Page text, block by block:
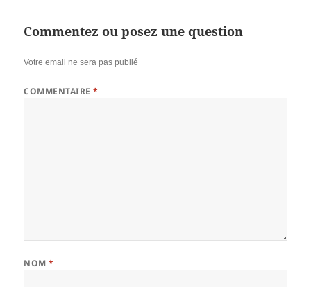
Commentez ou posez une question
Votre email ne sera pas publié
COMMENTAIRE*
NOM*